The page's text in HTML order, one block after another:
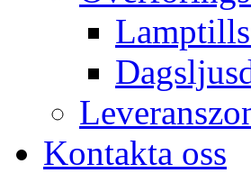
Kontakta oss